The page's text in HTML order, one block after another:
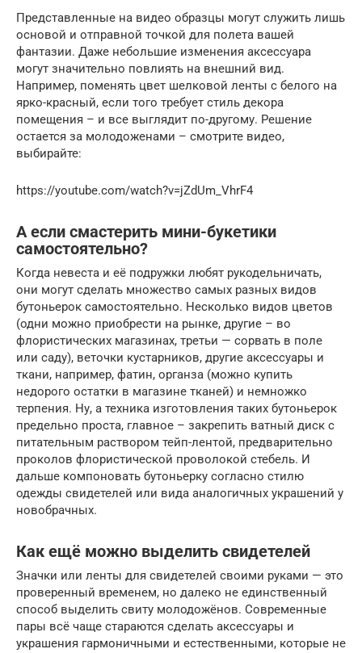
Представленные на видео образцы могут служить лишь
основой и отправной точкой для полета вашей
фантазии. Даже небольшие изменения аксессуара
могут значительно повлиять на внешний вид.
Например, поменять цвет шелковой ленты с белого на
ярко-красный, если того требует стиль декора
помещения – и все выглядит по-другому. Решение
остается за молодоженами – смотрите видео,
выбирайте:
https://youtube.com/watch?v=jZdUm_VhrF4
А если смастерить мини-букетики
самостоятельно?
Когда невеста и её подружки любят рукодельничать,
они могут сделать множество самых разных видов
бутоньерок самостоятельно. Несколько видов цветов
(одни можно приобрести на рынке, другие – во
флористических магазинах, третьи — сорвать в поле
или саду), веточки кустарников, другие аксессуары и
ткани, например, фатин, органза (можно купить
недорого остатки в магазине тканей) и немножко
терпения. Ну, а техника изготовления таких бутоньерок
предельно проста, главное – закрепить ватный диск с
питательным раствором тейп-лентой, предварительно
проколов флористической проволокой стебель. И
дальше компоновать бутоньерку согласно стилю
одежды свидетелей или вида аналогичных украшений у
новобрачных.
Как ещё можно выделить свидетелей
Значки или ленты для свидетелей своими руками — это
проверенный временем, но далеко не единственный
способ выделить свиту молодожёнов. Современные
пары всё чаще стараются сделать аксессуары и
украшения гармоничными и естественными, которые не